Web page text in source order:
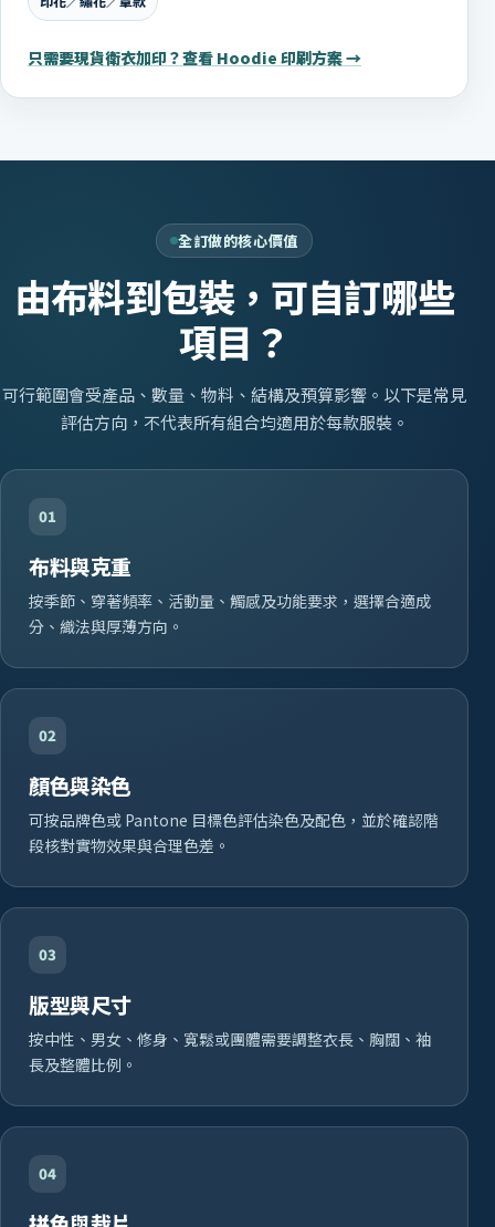
只需要現貨衛衣加印？查看 Hoodie 印刷方案 →
全訂做的核心價值
由布料到包裝，可自訂哪些
項目？
可行範圍會受產品、數量、物料、結構及預算影響。以下是常見
評估方向，不代表所有組合均適用於每款服裝。
01
布料與克重
按季節、穿著頻率、活動量、觸感及功能要求，選擇合適成
分、織法與厚薄方向。
02
顏色與染色
可按品牌色或 Pantone 目標色評估染色及配色，並於確認階
段核對實物效果與合理色差。
03
版型與尺寸
按中性、男女、修身、寬鬆或團體需要調整衣長、胸闊、袖
長及整體比例。
04